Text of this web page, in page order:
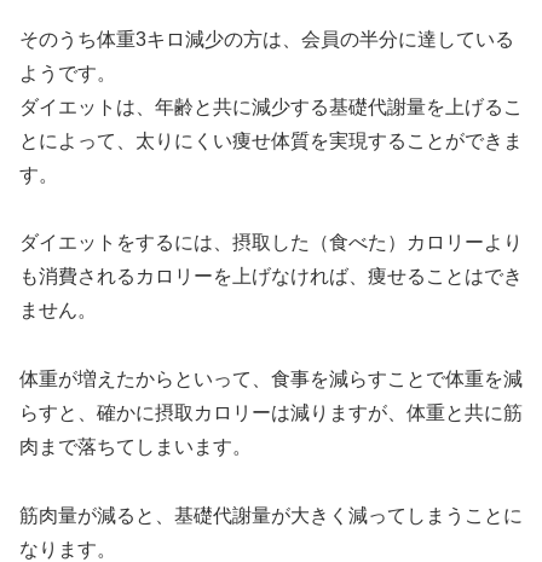
そのうち体重3キロ減少の方は、会員の半分に達している
ようです。
ダイエットは、年齢と共に減少する基礎代謝量を上げるこ
とによって、太りにくい痩せ体質を実現することができま
す。
ダイエットをするには、摂取した（食べた）カロリーより
も消費されるカロリーを上げなければ、痩せることはでき
ません。
体重が増えたからといって、食事を減らすことで体重を減
らすと、確かに摂取カロリーは減りますが、体重と共に筋
肉まで落ちてしまいます。
筋肉量が減ると、基礎代謝量が大きく減ってしまうことに
なります。